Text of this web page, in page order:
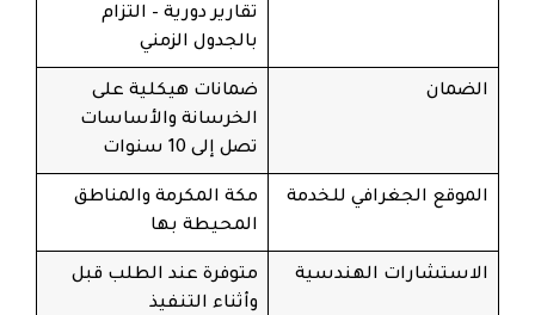
تقارير دورية – التزام
بالجدول الزمني
الضمان
ضمانات هيكلية على
الخرسانة والأساسات
تصل إلى 10 سنوات
الموقع الجغرافي للخدمة
مكة المكرمة والمناطق
المحيطة بها
الاستشارات الهندسية
متوفرة عند الطلب قبل
وأثناء التنفيذ